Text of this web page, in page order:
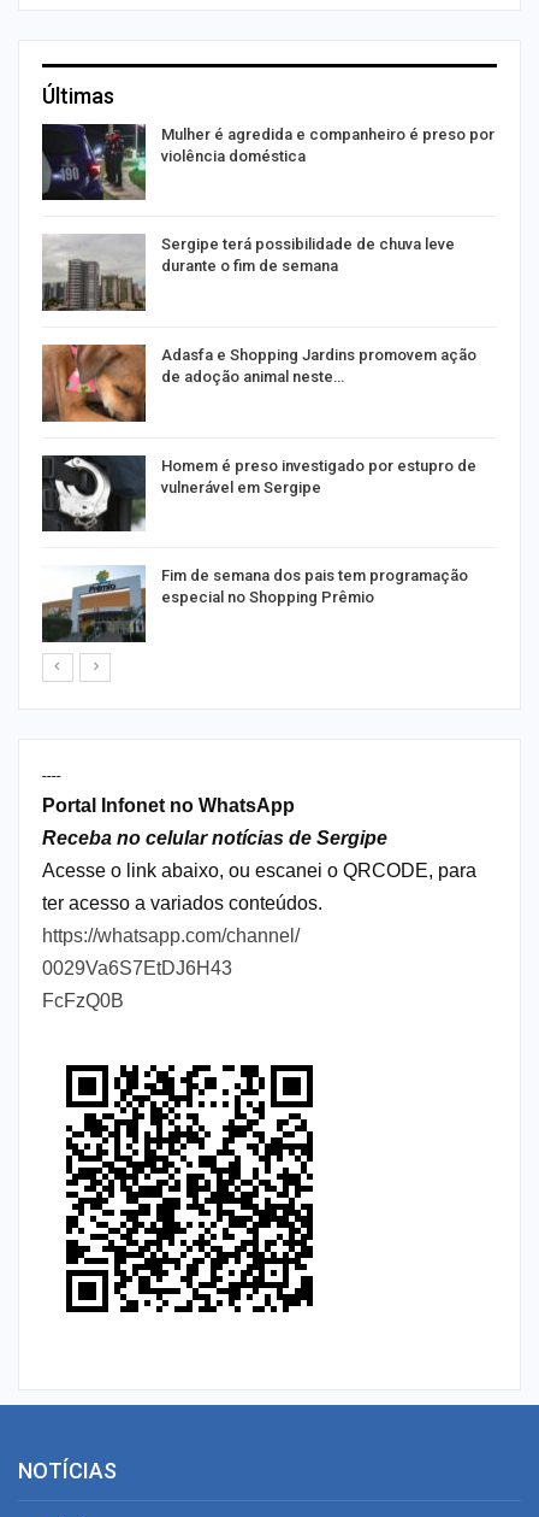
Últimas
Mulher é agredida e companheiro é preso por
violência doméstica
Sergipe terá possibilidade de chuva leve
durante o fim de semana
Adasfa e Shopping Jardins promovem ação
de adoção animal neste…
Homem é preso investigado por estupro de
vulnerável em Sergipe
Fim de semana dos pais tem programação
especial no Shopping Prêmio
----
Portal Infonet no WhatsApp
Receba no celular notícias de Sergipe
Acesse o link abaixo, ou escanei o QRCODE, para
ter acesso a variados conteúdos.
https://whatsapp.com/channel/
0029Va6S7EtDJ6H43
FcFzQ0B
NOTÍCIAS